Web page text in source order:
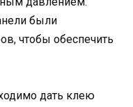
были
чтобы обеспечить
дать клею